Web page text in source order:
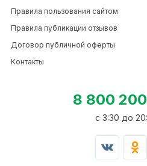
Правила пользования сайтом
Правила публикации отзывов
Договор публичной оферты
Контакты
8 800
c 3:30 до